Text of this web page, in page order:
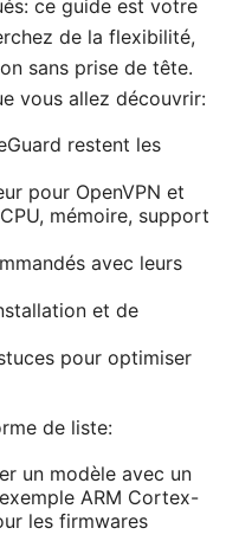
ce guide est votre
de la flexibilité,
sans prise de tête.
vous allez découvrir:
restent les
pour OpenVPN et
mémoire, support
avec leurs
et de
pour optimiser
de liste:
un modèle avec un
ARM Cortex-
les firmwares